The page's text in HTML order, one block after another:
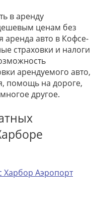
в аренду
ценам без
аренда авто в Кофсе-
страховки и налоги
арендуемого авто,
помощь на дороге,
другое.
Харбор Аэропорт